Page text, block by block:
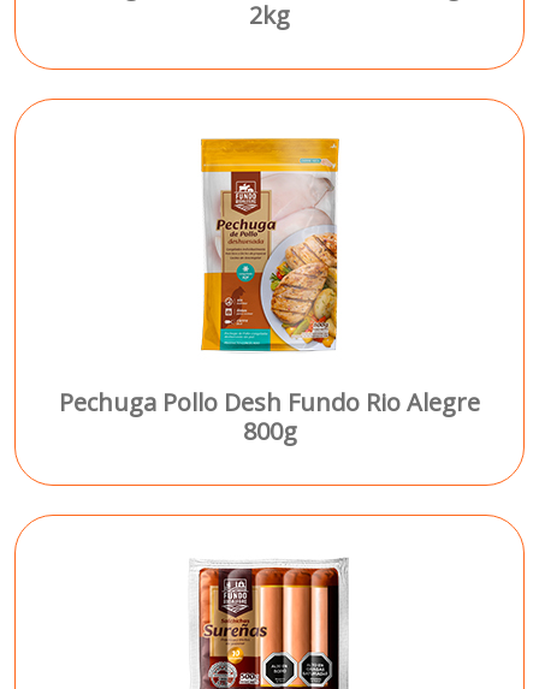
2kg
Pechuga Pollo Desh Fundo Rio Alegre
800g